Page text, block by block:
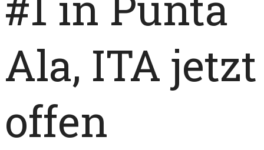
Ala, ITA jetzt
offen